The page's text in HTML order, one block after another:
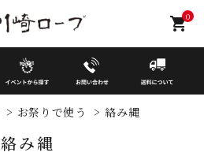
0
shopping_cart
> お祭りで使う > 絡み縄
絡み縄